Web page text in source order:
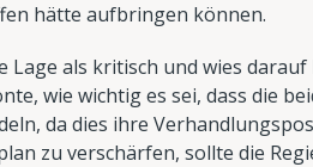
hätte aufbringen können.
Lage als kritisch und wies
wie wichtig es sei, dass die
da dies ihre
zu verschärfen, sollte die